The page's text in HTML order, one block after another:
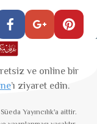
ve online bir
’ı ziyaret edin.
Yayıncılık'a aittir.